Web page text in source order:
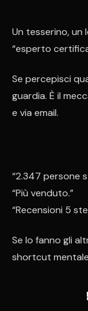
Un tesserino,
“esperto
Se percepisci
guardia. È il
e via email.
“2.347 persone
“Più venduto.”
“Recensioni 5
Se lo fanno gli
shortcut